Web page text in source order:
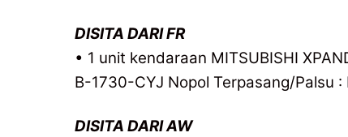
DISITA DARI FR
• 1 unit kendaraan MITSUBISHI
B-1730-CYJ Nopol Terpasang/Palsu
DISITA DARI AW